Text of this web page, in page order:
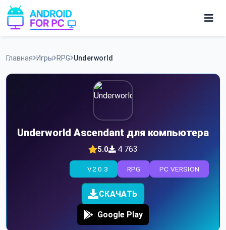
Skip
to
content
Приложения
Главная Игры RPG Underworld
Underworld Ascendant для компьютера
5.0 4 763
PC VERSION
RPG
V2.0.3
СКАЧАТЬ
Google Play